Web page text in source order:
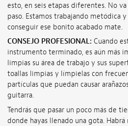
esto, en seis etapas diferentes. No
paso. Estamos trabajando metódica
conseguir ese bonito acabado mate.
CONSEJO PROFESIONAL: Cuando
instrumento terminado, es aún más
limpias su área de trabajo y sus
toallas limpias y límpielas con
partículas que puedan causar
guitarra.
Tendrás que pasar un poco más de
donde hayas llenado una gota. Habrá